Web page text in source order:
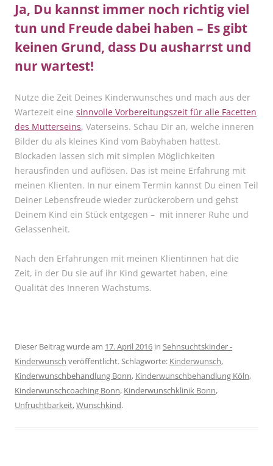
Ja, Du kannst immer noch richtig viel
tun und Freude dabei haben – Es gibt
keinen Grund, dass Du ausharrst und
nur wartest!
Nutze die Zeit Deines Kinderwunsches und mach aus der
Wartezeit eine sinnvolle Vorbereitungszeit für alle Facetten
des Mutterseins, Vaterseins. Schau Dir an, welche inneren
Bilder du als kleines Kind vom Babyhaben hattest.
Blockaden lassen sich mit simplen Möglichkeiten
herausfinden und auflösen. Das ist meine Erfahrung mit
meinen Klienten. In nur einem Termin kannst Du einen Teil
Deiner Lebensfreude wieder zurückerobern und gehst
Deinem Kind ein Stück entgegen – mit innerer Ruhe und
Gelassenheit.
Nach den Erfahrungen mit meinen Klientinnen hat die
Zeit, in der Du sie auf ihr Kind gewartet haben, eine
Qualität des Inneren Wachstums.
Dieser Beitrag wurde am 17. April 2016 in Sehnsuchtskinder -
Kinderwunsch veröffentlicht. Schlagworte: Kinderwunsch,
Kinderwunschbehandlung Bonn, Kinderwunschbehandlung Köln,
Kinderwunschcoaching Bonn, Kinderwunschklinik Bonn,
Unfruchtbarkeit,Wunschkind.